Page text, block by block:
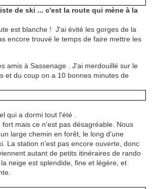
de ski ... c'est la route qui mène à la
est blanche ! J'ai évité les gorges de la
encore trouvé le temps de faire mettre les
amis à Sassenage . J'ai merdouillé sur le
et du coup on a 10 bonnes minutes de
qui a dormi tout l'été .
fort mais ce n'est pas désagréable. Nous
large chemin en forêt, le long d'une
La station n'est pas encore ouverte, donc
autant de petits itinéraires de rando
neige est splendide, fine et légère, et